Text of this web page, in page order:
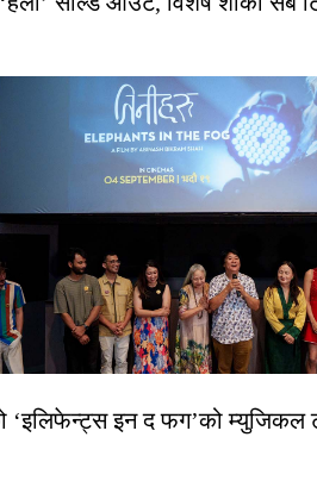
‘इलिफेन्ट्स इन द फग’को म्युजिकल